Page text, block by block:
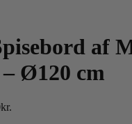
af
Ø120 cm
kr.